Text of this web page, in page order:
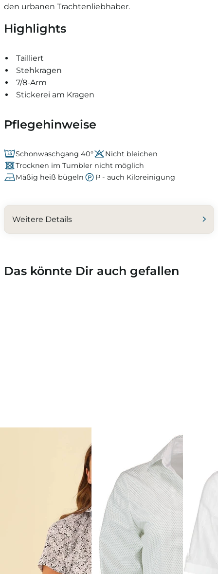
den urbanen Trachtenliebhaber.
Highlights
Tailliert
Stehkragen
7/8-Arm
Stickerei am Kragen
Pflegehinweise
Schonwaschgang 40°
Nicht bleichen
Trocknen im Tumbler nicht möglich
Mäßig heiß bügeln
P - auch Kiloreinigung
Weitere Details
Das könnte Dir auch gefallen